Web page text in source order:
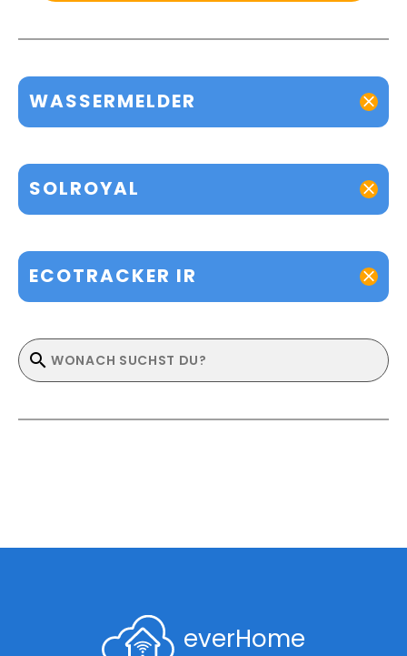
WASSERMELDER
SOLROYAL
ECOTRACKER IR
everHome